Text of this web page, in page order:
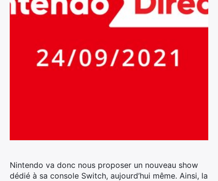
Nintendo va donc nous proposer un nouveau show
dédié à sa console Switch, aujourd’hui même. Ainsi, la